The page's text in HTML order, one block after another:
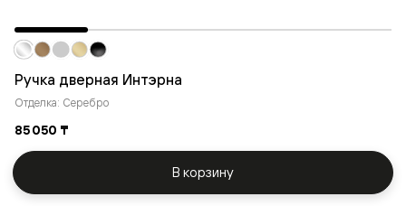
Ручка дверная Интэрна
Отделка: Серебро
85 050 ₸
В корзину